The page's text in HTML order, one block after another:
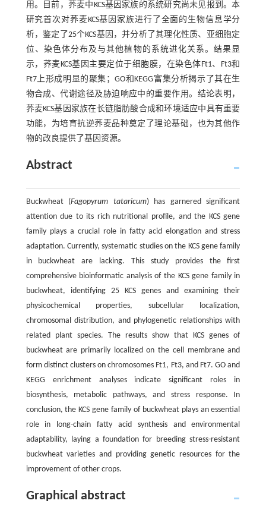
用。目前，荞麦中KCS基因家族的系统研究尚未见报到。本
研究首次对荞麦KCS基因家族进行了全面的生物信息学分
析，鉴定了25个KCS基因，并分析了其理化性质、亚细胞定
位、染色体分布及与其他植物的系统进化关系。结果显
示，荞麦KCS基因主要定位于细胞膜，在染色体Ft1、Ft3和
Ft7上形成明显的聚集；GO和KEGG富集分析揭示了其在生
物合成、代谢途径及胁迫响应中的重要作用。结论表明，
荞麦KCS基因家族在长链脂肪酸合成和环境适应中具有重要
功能，为培育抗逆荞麦品种奠定了理论基础，也为其他作
物的改良提供了基因资源。
Abstract
Buckwheat (Fagopyrum tataricum) has garnered significant
attention due to its rich nutritional profile, and the KCS gene
family plays a crucial role in fatty acid elongation and stress
adaptation. Currently, systematic studies on the KCS gene family
in buckwheat are lacking. This study provides the first
comprehensive bioinformatic analysis of the KCS gene family in
buckwheat, identifying 25 KCS genes and examining their
physicochemical properties, subcellular localization,
chromosomal distribution, and phylogenetic relationships with
related plant species. The results show that KCS genes of
buckwheat are primarily localized on the cell membrane and
form distinct clusters on chromosomes Ft1, Ft3, and Ft7. GO and
KEGG enrichment analyses indicate significant roles in
biosynthesis, metabolic pathways, and stress response. In
conclusion, the KCS gene family of buckwheat plays an essential
role in long-chain fatty acid synthesis and environmental
adaptability, laying a foundation for breeding stress-resistant
buckwheat varieties and providing genetic resources for the
improvement of other crops.
Graphical abstract